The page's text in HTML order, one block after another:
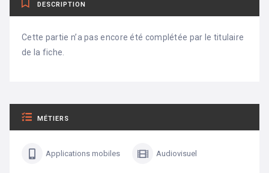
DESCRIPTION
Cette partie n’a pas encore été complétée par le titulaire
de la fiche.
MÉTIERS
Applications mobiles Audiovisuel